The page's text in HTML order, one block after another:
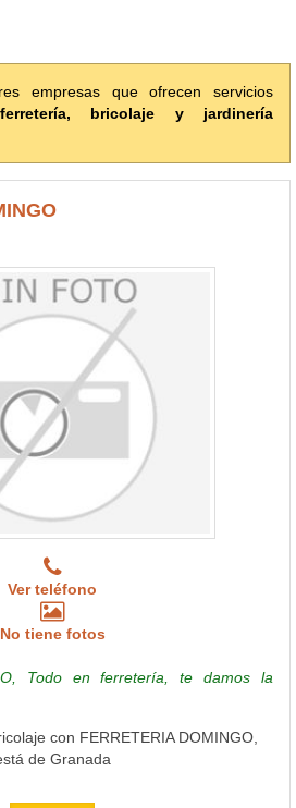
empresas que ofrecen servicios
ferretería, bricolaje y jardinería
Ver teléfono
No tiene fotos
Todo en ferretería, te damos la
con FERRETERIA DOMINGO,
de Granada